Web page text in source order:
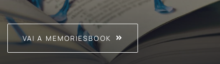
VAI A MEMORIESBOOK